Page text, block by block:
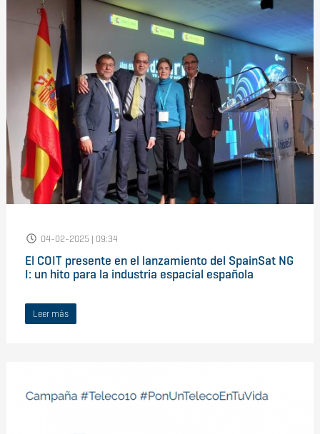
04-02-2025 | 09:34
El COIT presente en el lanzamiento del SpainSat NG
I: un hito para la industria espacial española
Leer más